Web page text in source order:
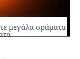
μεγάλα οράματα